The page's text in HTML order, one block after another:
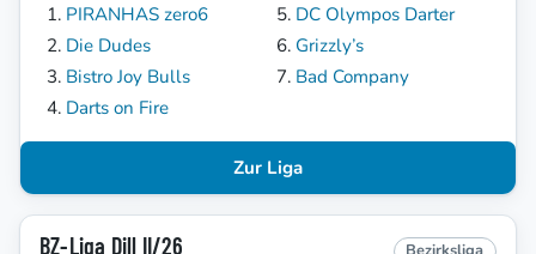
PIRANHAS zero6
Die Dudes
Bistro Joy Bulls
Darts on Fire
DC Olympos Darter
Grizzly’s
Bad Company
Zur Liga
BZ-Liga Dill II/26